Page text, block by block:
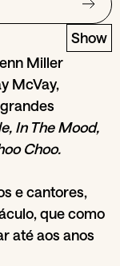
Show
Miller
McVay,
In The Mood,
Choo.
e cantores,
que como
até aos anos